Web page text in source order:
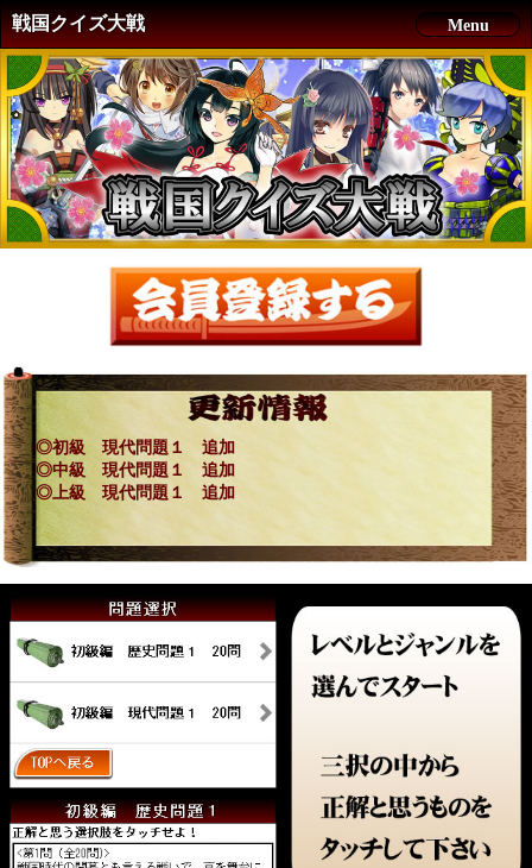
戦国クイズ大戦 Menu
◎初級 現代問題１ 追加
◎中級 現代問題１ 追加
◎上級 現代問題１ 追加